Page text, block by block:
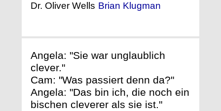
Dr. Oliver Wells Brian Klugman
Angela: "Sie war unglaublich
clever."
Cam: "Was passiert denn da?"
Angela: "Das bin ich, die noch ein
bischen cleverer als sie ist."